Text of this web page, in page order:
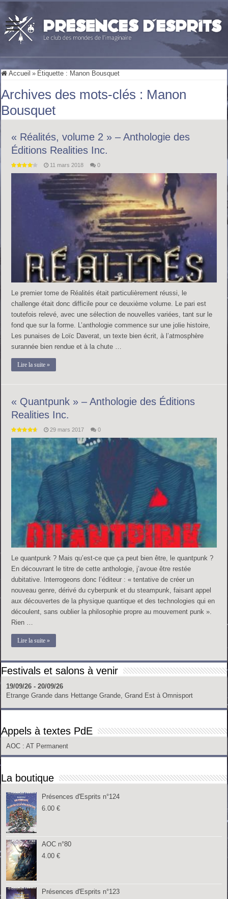
Accueil » Étiquette : Manon Bousquet
Archives des mots-clés : Manon
Bousquet
« Réalités, volume 2 » – Anthologie des
Éditions Realities Inc.
11 mars 2018 0
Le premier tome de Réalités était particulièrement réussi, le
challenge était donc difficile pour ce deuxième volume. Le pari est
toutefois relevé, avec une sélection de nouvelles variées, tant sur le
fond que sur la forme. L’anthologie commence sur une jolie histoire,
Les punaises de Loïc Daverat, un texte bien écrit, à l’atmosphère
surannée bien rendue et à la chute …
Lire la suite »
« Quantpunk » – Anthologie des Éditions
Realities Inc.
29 mars 2017 0
Le quantpunk ? Mais qu’est-ce que ça peut bien être, le quantpunk ?
En découvrant le titre de cette anthologie, j’avoue être restée
dubitative. Interrogeons donc l’éditeur : « tentative de créer un
nouveau genre, dérivé du cyberpunk et du steampunk, faisant appel
aux découvertes de la physique quantique et des technologies qui en
découlent, sans oublier la philosophie propre au mouvement punk ».
Rien …
Lire la suite »
Festivals et salons à venir
19/09/26 - 20/09/26
Etrange Grande dans Hettange Grande, Grand Est à Omnisport
Appels à textes PdE
AOC : AT Permanent
La boutique
Présences d'Esprits n°124
6.00€
AOC n°80
4.00€
Présences d'Esprits n°123